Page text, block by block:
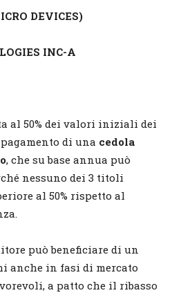
DEVICES)
INC-A
al 50% dei valori iniziali dei
di una cedola
, che su base annua può
nessuno dei 3 titoli
al 50% rispetto al
può beneficiare di un
anche in fasi di mercato
a patto che il ribasso